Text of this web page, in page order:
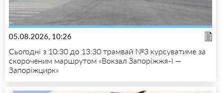
05.08.2026, 10:26
Сьогодні з 10:30 до 13:30 трамвай №3 курсуватиме за
скороченим маршрутом «Вокзал Запоріжжя-I —
Запоріжцирк»